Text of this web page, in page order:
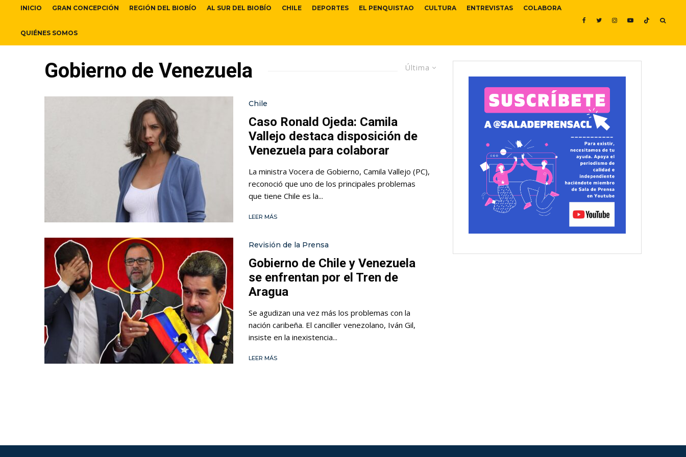
INICIO GRAN CONCEPCIÓN REGIÓN DEL BIOBÍO AL SUR DEL BIOBÍO CHILE DEPORTES EL PENQUISTAO CULTURA ENTREVISTAS COLABORA
QUIÉNES SOMOS
Última
Gobierno de Venezuela
Chile
Caso Ronald Ojeda: Camila
Vallejo destaca disposición de
Venezuela para colaborar
La ministra Vocera de Gobierno, Camila Vallejo (PC),
reconoció que uno de los principales problemas
que tiene Chile es la...
LEER MÁS
Revisión de la Prensa
Gobierno de Chile y Venezuela
se enfrentan por el Tren de
Aragua
Se agudizan una vez más los problemas con la
nación caribeña. El canciller venezolano, Iván Gil,
insiste en la inexistencia...
LEER MÁS